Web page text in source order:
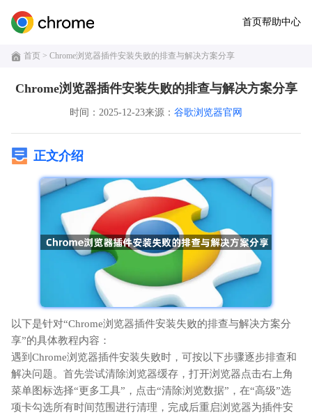
首页帮助中心
首页 > Chrome浏览器插件安装失败的排查与解决方案分享
Chrome浏览器插件安装失败的排查与解决方案分享
时间：2025-12-23来源： 谷歌浏览器官网
正文介绍
以下是针对“Chrome浏览器插件安装失败的排查与解决方案分
享”的具体教程内容：
遇到Chrome浏览器插件安装失败时，可按以下步骤逐步排查和
解决问题。首先尝试清除浏览器缓存，打开浏览器点击右上角
菜单图标选择“更多工具”，点击“清除浏览数据”，在“高级”选
项卡勾选所有时间范围进行清理，完成后重启浏览器为插件安